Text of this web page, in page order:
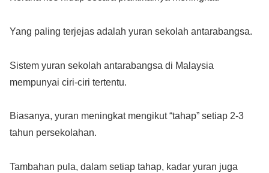
Yang paling terjejas adalah yuran sekolah antarabangsa.
Sistem yuran sekolah antarabangsa di Malaysia
mempunyai ciri-ciri tertentu.
Biasanya, yuran meningkat mengikut “tahap” setiap 2-3
tahun persekolahan.
Tambahan pula, dalam setiap tahap, kadar yuran juga